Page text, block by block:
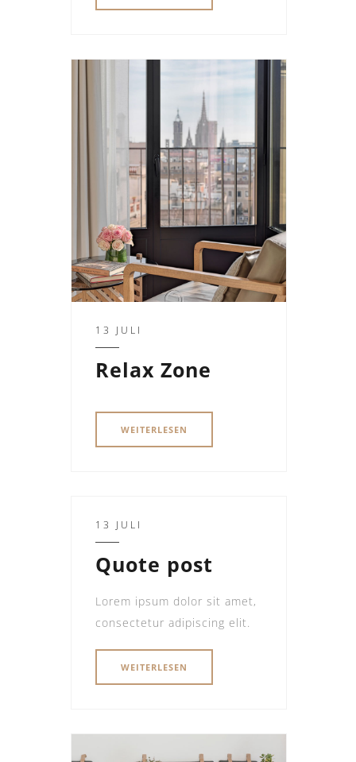
13 JULI
Relax Zone
WEITERLESEN
13 JULI
Quote post
Lorem ipsum dolor sit amet,
consectetur adipiscing elit.
WEITERLESEN